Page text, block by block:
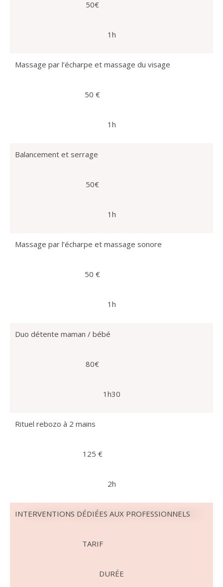
50€
1h
Massage par l’écharpe et massage du visage
50 €
1h
Balancement et serrage
50€
1h
Massage par l’écharpe et massage sonore
50 €
1h
Duo détente maman / bébé
80€
1h30
Rituel rebozo à 2 mains
125 €
2h
INTERVENTIONS DÉDIÉES AUX PROFESSIONNELS
TARIF
DURÉE